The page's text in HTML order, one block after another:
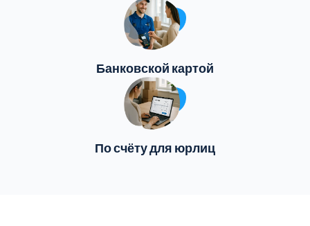
Банковской картой
По счёту для юрлиц